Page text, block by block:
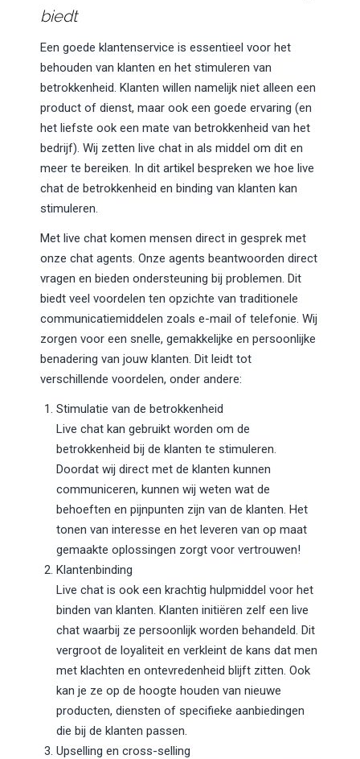
biedt
Een goede klantenservice is essentieel voor het
behouden van klanten en het stimuleren van
betrokkenheid. Klanten willen namelijk niet alleen een
product of dienst, maar ook een goede ervaring (en
het liefste ook een mate van betrokkenheid van het
bedrijf). Wij zetten live chat in als middel om dit en
meer te bereiken. In dit artikel bespreken we hoe live
chat de betrokkenheid en binding van klanten kan
stimuleren.
Met live chat komen mensen direct in gesprek met
onze chat agents. Onze agents beantwoorden direct
vragen en bieden ondersteuning bij problemen. Dit
biedt veel voordelen ten opzichte van traditionele
communicatiemiddelen zoals e-mail of telefonie. Wij
zorgen voor een snelle, gemakkelijke en persoonlijke
benadering van jouw klanten. Dit leidt tot
verschillende voordelen, onder andere:
Stimulatie van de betrokkenheid
Live chat kan gebruikt worden om de
betrokkenheid bij de klanten te stimuleren.
Doordat wij direct met de klanten kunnen
communiceren, kunnen wij weten wat de
behoeften en pijnpunten zijn van de klanten. Het
tonen van interesse en het leveren van op maat
gemaakte oplossingen zorgt voor vertrouwen!
Klantenbinding
Live chat is ook een krachtig hulpmiddel voor het
binden van klanten. Klanten initiëren zelf een live
chat waarbij ze persoonlijk worden behandeld. Dit
vergroot de loyaliteit en verkleint de kans dat men
met klachten en ontevredenheid blijft zitten. Ook
kan je ze op de hoogte houden van nieuwe
producten, diensten of specifieke aanbiedingen
die bij de klanten passen.
Upselling en cross-selling